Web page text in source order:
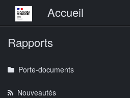
Menu principalAccueil
Rapports
Porte-documents
Nouveautés